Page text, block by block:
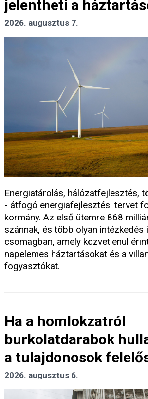
jelentheti a
2026. augusztus 7.
Energiatárolás, hálózatfejlesztés,
- átfogó energiafejlesztési tervet
kormány. Az első ütemre 868
szánnak, és több olyan intézkedés
csomagban, amely közvetlenül
napelemes háztartásokat és a
fogyasztókat.
Ha a homlokzatról
burkolatdarabok
a tulajdonosok
2026. augusztus 6.